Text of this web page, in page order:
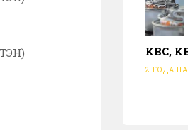
КВС,
2 ГОДА